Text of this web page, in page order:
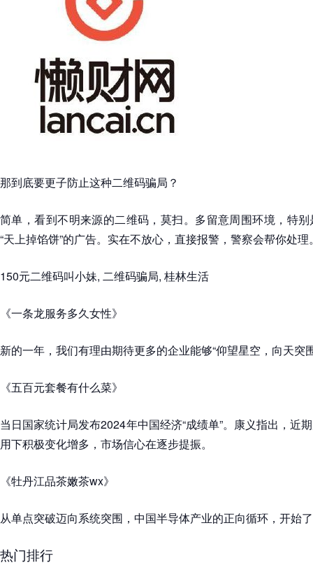
那到底要更子防止这种二维码骗局？
简单，看到不明来源的二维码，莫扫。多留意周围环境，特
“天上掉馅饼”的广告。实在不放心，直接报警，警察会帮你处理
150元二维码叫小妹, 二维码骗局, 桂林生活
《一条龙服务多久女性》
新的一年，我们有理由期待更多的企业能够“仰望星空，向天突
《五百元套餐有什么菜》
当日国家统计局发布2024年中国经济“成绩单”。康义指出，近
用下积极变化增多，市场信心在逐步提振。
《牡丹江品茶嫩茶wx》
从单点突破迈向系统突围，中国半导体产业的正向循环，开始
热门排行